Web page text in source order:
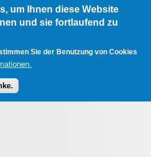
um Ihnen diese Website
und sie fortlaufend zu
Sie der Benutzung von Cookies